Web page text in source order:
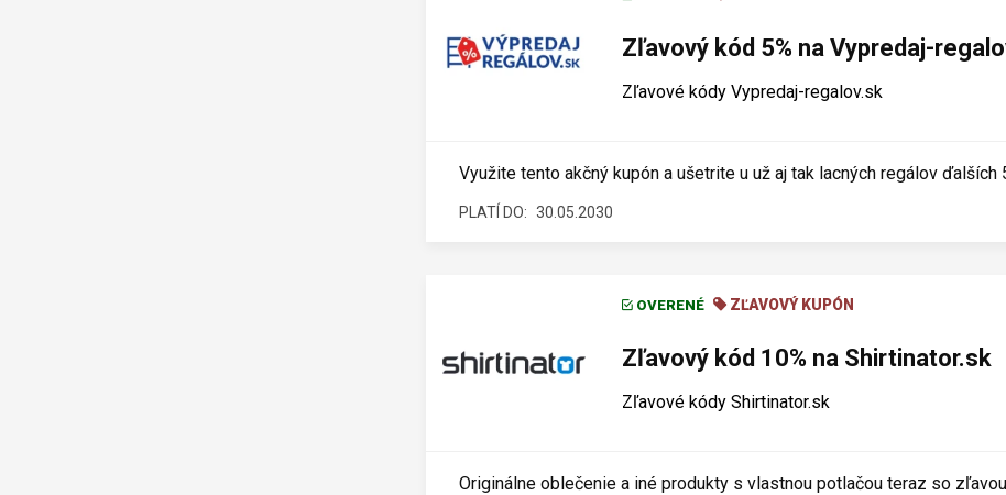
Zľavový kód 5% na Vypredaj-
Zľavové kódy Vypredaj-regalov.sk
Využite tento akčný kupón a ušetrite u už aj tak lacných regálov
PLATÍ DO: 30.05.2030
OVERENÉ ZĽAVOVÝ KUPÓN
Zľavový kód 10% na Shirtinator.sk
Zľavové kódy Shirtinator.sk
Originálne oblečenie a iné produkty s vlastnou potlačou teraz so